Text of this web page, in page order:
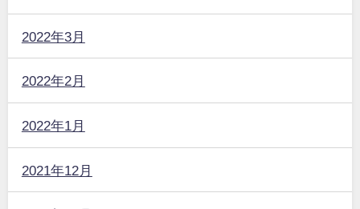
2022年3月
2022年2月
2022年1月
2021年12月